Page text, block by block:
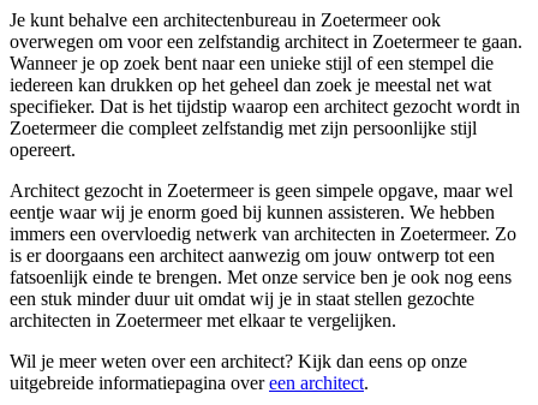
Je kunt behalve een architectenbureau in Zoetermeer ook
overwegen om voor een zelfstandig architect in Zoetermeer te gaan.
Wanneer je op zoek bent naar een unieke stijl of een stempel die
iedereen kan drukken op het geheel dan zoek je meestal net wat
specifieker. Dat is het tijdstip waarop een architect gezocht wordt in
Zoetermeer die compleet zelfstandig met zijn persoonlijke stijl
opereert.
Architect gezocht in Zoetermeer is geen simpele opgave, maar wel
eentje waar wij je enorm goed bij kunnen assisteren. We hebben
immers een overvloedig netwerk van architecten in Zoetermeer. Zo
is er doorgaans een architect aanwezig om jouw ontwerp tot een
fatsoenlijk einde te brengen. Met onze service ben je ook nog eens
een stuk minder duur uit omdat wij je in staat stellen gezochte
architecten in Zoetermeer met elkaar te vergelijken.
Wil je meer weten over een architect? Kijk dan eens op onze
uitgebreide informatiepagina overeen architect.